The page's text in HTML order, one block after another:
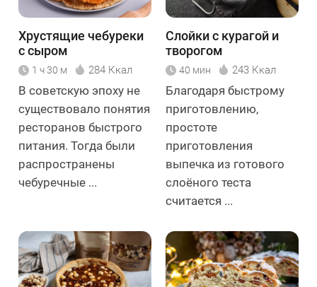
Хрустящие чебуреки
с сыром
1 ч 30 м 284 Ккал
В советскую эпоху не
существовало понятия
ресторанов быстрого
питания. Тогда были
распространены
чебуречные ...
Слойки с курагой и
творогом
40 мин 243 Ккал
Благодаря быстрому
приготовлению,
простоте
приготовления
выпечка из готового
слоёного теста
считается ...